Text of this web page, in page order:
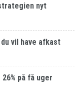
nyt
vil have afkast
på få uger